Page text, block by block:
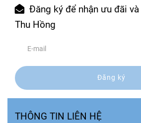
Đăng ký để nhận ưu đãi
Thu Hồng
Đăng ký
THÔNG TIN LIÊN HỆ